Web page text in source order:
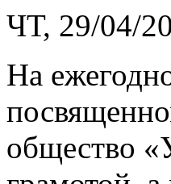
ЧТ, 29/04/
На
общество